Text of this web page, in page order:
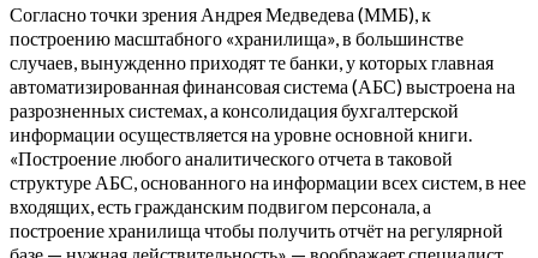
Согласно точки зрения Андрея Медведева (ММБ), к
построению масштабного «хранилища», в большинстве
случаев, вынужденно приходят те банки, у которых главная
автоматизированная финансовая система (АБС) выстроена на
разрозненных системах, а консолидация бухгалтерской
информации осуществляется на уровне основной книги.
«Построение любого аналитического отчета в таковой
структуре АБС, основанного на информации всех систем, в нее
входящих, есть гражданским подвигом персонала, а
построение хранилища чтобы получить отчёт на регулярной